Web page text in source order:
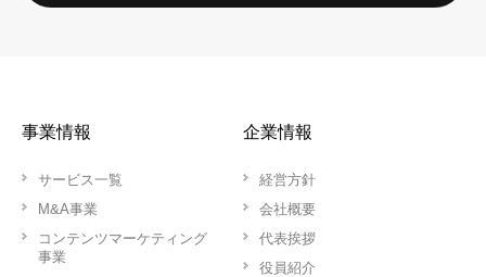
事業情報
サービス一覧
M&A事業
コンテンツマーケティング
事業
企業情報
経営方針
会社概要
代表挨拶
役員紹介